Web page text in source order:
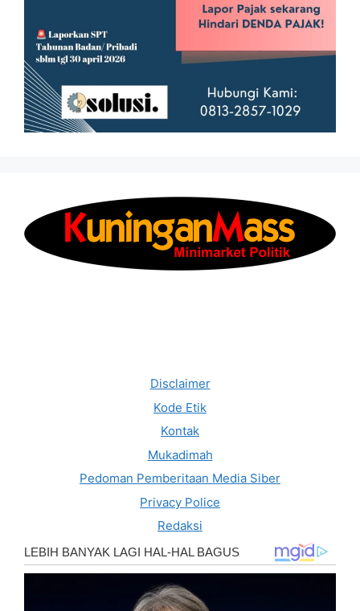
Disclaimer
Kode Etik
Kontak
Mukadimah
Pedoman Pemberitaan Media Siber
Privacy Police
Redaksi